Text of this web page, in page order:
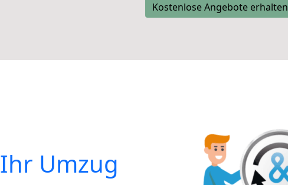
Kostenlose Angebote erhalten
Ihr Umzug